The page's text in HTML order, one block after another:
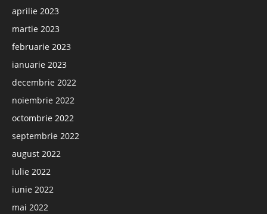
aprilie 2023
martie 2023
februarie 2023
ianuarie 2023
decembrie 2022
noiembrie 2022
octombrie 2022
septembrie 2022
august 2022
iulie 2022
iunie 2022
mai 2022